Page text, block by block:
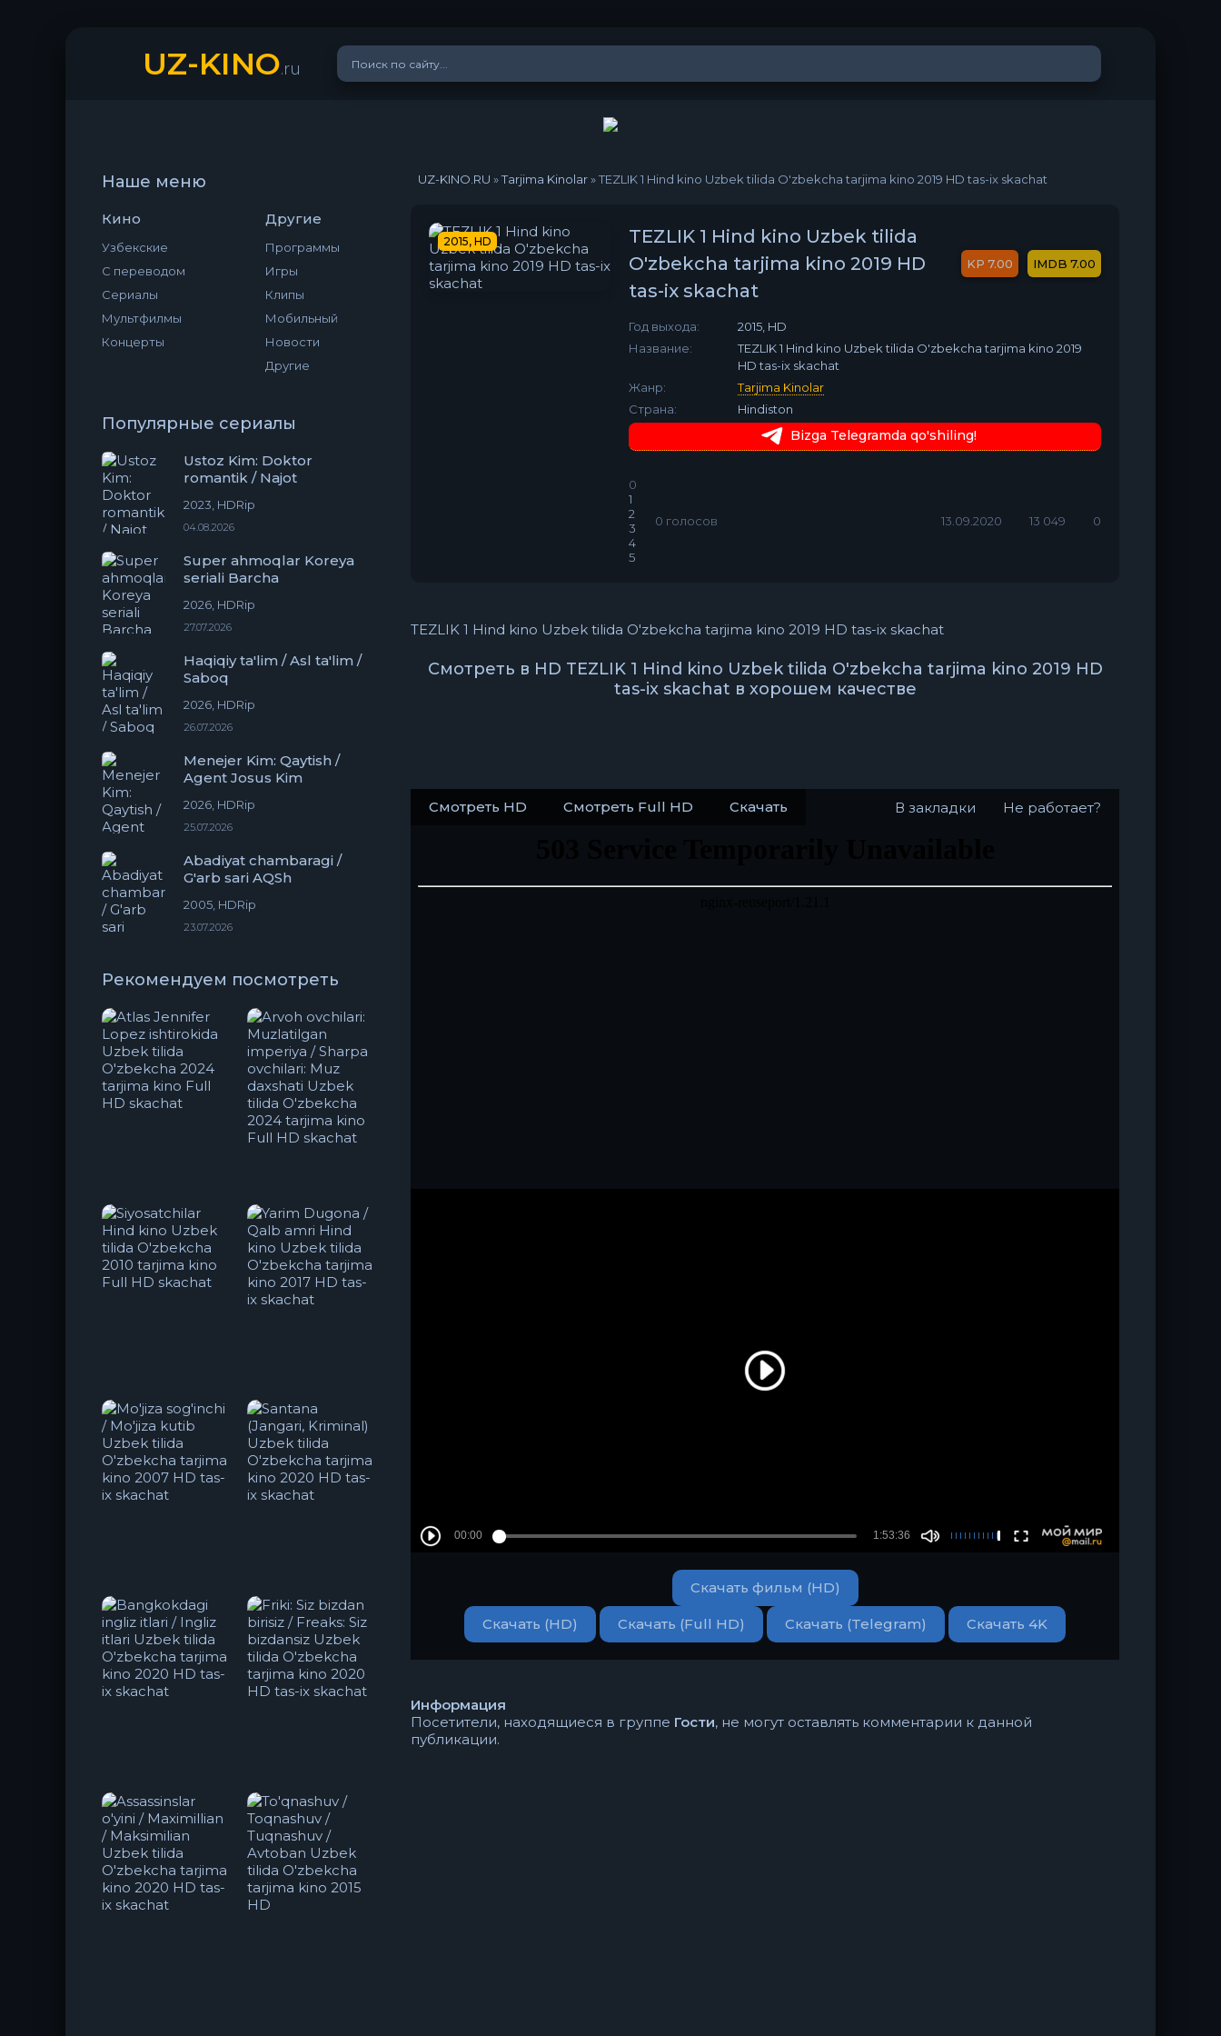
UZ-KINO.ru
Наше меню
Кино
Узбекские
С переводом
Сериалы
Мультфилмы
Концерты
Другие
Программы
Игры
Клипы
Мобильный
Новости
Другие
Популярные сериалы
Ustoz Kim: Doktor
romantik / Najot
2023, HDRip
04.08.2026
Super ahmoqlar Koreya
seriali Barcha
2026, HDRip
27.07.2026
Haqiqiy ta'lim / Asl ta'lim /
Saboq
2026, HDRip
26.07.2026
Menejer Kim: Qaytish /
Agent Josus Kim
2026, HDRip
25.07.2026
Abadiyat chambaragi /
G'arb sari AQSh
2005, HDRip
23.07.2026
Рекомендуем посмотреть
UZ-KINO.RU »Tarjima Kinolar» TEZLIK 1 Hind kino Uzbek tilida O'zbekcha tarjima kino 2019 HD tas-ix skachat
2015, HD
TEZLIK 1 Hind kino Uzbek tilida
O'zbekcha tarjima kino 2019 HD
tas-ix skachat
7.00 7.00
Год выхода:
2015, HD
Название:
TEZLIK 1 Hind kino Uzbek tilida O'zbekcha tarjima kino 2019
HD tas-ix skachat
Жанр:
Tarjima Kinolar
Страна:
Hindiston
Bizga Telegramda qo'shiling!
0
1
2
3
4
5
0 голосов 13.09.2020 13 049 0
TEZLIK 1 Hind kino Uzbek tilida O'zbekcha tarjima kino 2019 HD tas-ix skachat
Смотреть в HD TEZLIK 1 Hind kino Uzbek tilida O'zbekcha tarjima kino 2019 HD
tas-ix skachat в хорошем качестве
Смотреть HD Смотреть Full HD Скачать В закладки Не работает?
Скачать фильм (HD)
Скачать (HD) Скачать (Full HD) Скачать (Telegram) Скачать 4K
Информация
Посетители, находящиеся в группе Гости, не могут оставлять комментарии к данной
публикации.